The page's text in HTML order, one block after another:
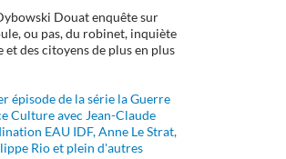
Douat enquête sur
ou pas, du robinet, inquiète
et des citoyens de plus en plus
épisode de la série la Guerre
Culture avec Jean-Claude
EAU IDF, Anne Le Strat,
Rio et plein d'autres